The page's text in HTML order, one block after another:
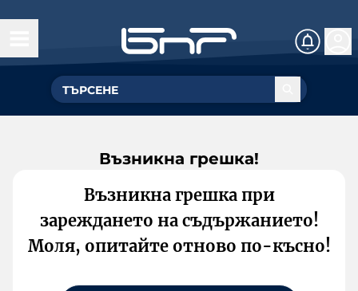
Възникна грешка!
Възникна грешка при
зареждането на съдържанието!
Моля, опитайте отново по-късно!